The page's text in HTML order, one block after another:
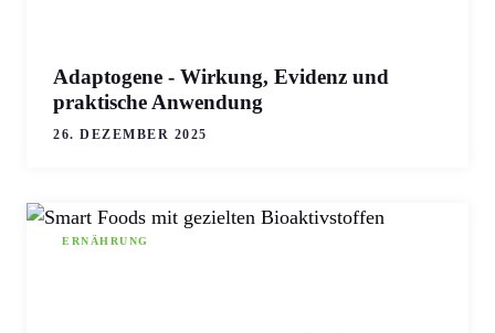
Adaptogene - Wirkung, Evidenz und
praktische Anwendung
26. DEZEMBER 2025
ERNÄHRUNG